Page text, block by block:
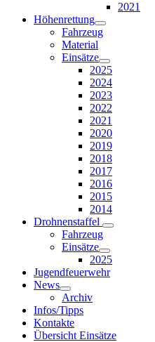
2021
Höhenrettung
Fahrzeug
Material
Einsätze
2025
2024
2023
2022
2021
2020
2019
2018
2017
2016
2015
2014
Drohnenstaffel
Fahrzeug
Einsätze
2025
Jugendfeuerwehr
News
Archiv
Infos/Tipps
Kontakte
Übersicht Einsätze